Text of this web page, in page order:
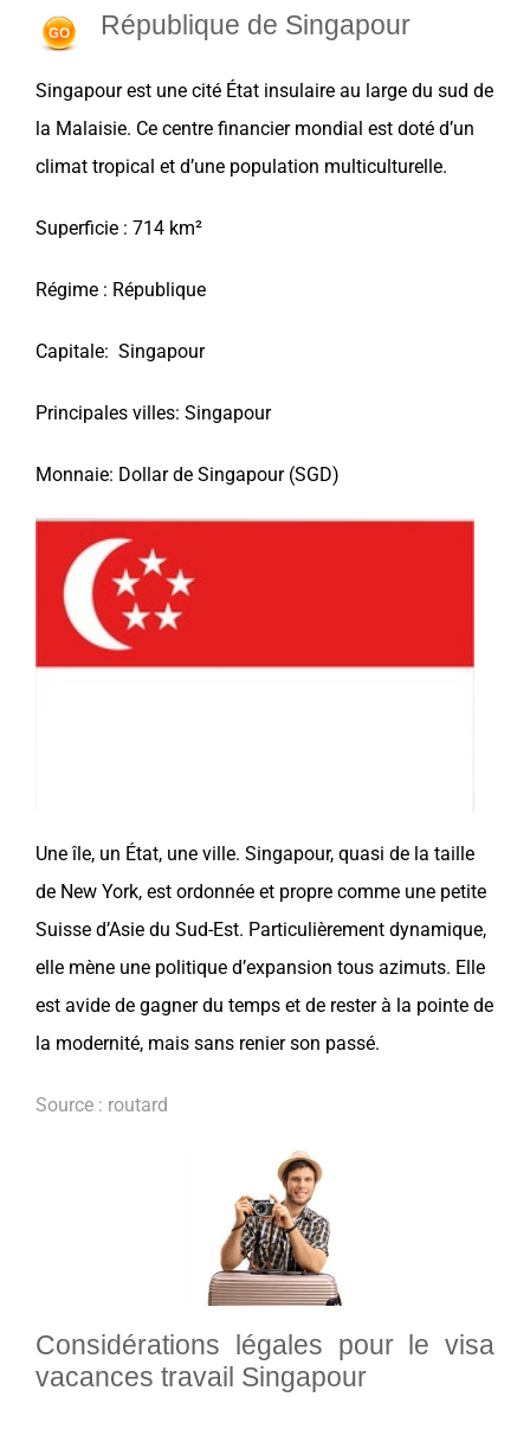
République de Singapour
Singapourest une cité État insulaire au large du sud de
la Malaisie. Ce centre financier mondial est doté d’un
climat tropical et d’une population multiculturelle.
Superficie : 714 km²
Régime : République
Capitale: Singapour
Principales villes: Singapour
Monnaie: Dollar de Singapour (SGD)
Une île, un État, une ville. Singapour, quasi de la taille
de New York, est ordonnée et propre comme une petite
Suisse d’Asie du Sud-Est. Particulièrement dynamique,
elle mène une politique d’expansion tous azimuts. Elle
est avide de gagner du temps et de rester à la pointe de
la modernité, mais sans renier son passé.
Source : routard
Considérations légales pour le visa
vacances travail Singapour